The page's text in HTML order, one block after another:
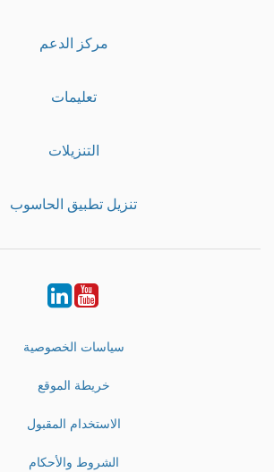
مركز الدعم
تعليمات
التنزيلات
تنزيل تطبيق الحاسوب
Youtube
LinkedIn
سياسات الخصوصية
خريطة الموقع
الاستخدام المقبول
الشروط والأحكام